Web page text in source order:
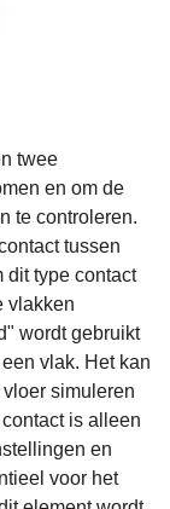
twee
en om de
te controleren.
tussen
dit type contact
vlakken
wordt gebruikt
vlak. Het kan
simuleren
is alleen
en
voor het